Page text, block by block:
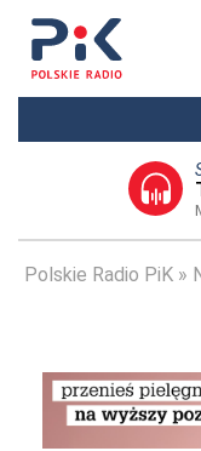
Polskie Radio PiK